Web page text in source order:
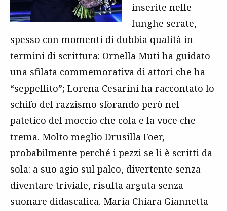
inserite nelle
lunghe serate,
spesso con momenti di dubbia qualità in
termini di scrittura: Ornella Muti ha guidato
una sfilata commemorativa di attori che ha
“seppellito”; Lorena Cesarini ha raccontato lo
schifo del razzismo sforando però nel
patetico del moccio che cola e la voce che
trema. Molto meglio Drusilla Foer,
probabilmente perché i pezzi se li è scritti da
sola: a suo agio sul palco, divertente senza
diventare triviale, risulta arguta senza
suonare didascalica. Maria Chiara Giannetta